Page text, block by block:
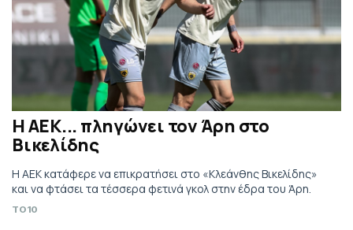
Η ΑΕΚ... πληγώνει τον Άρη στο
Βικελίδης
Η ΑΕΚ κατάφερε να επικρατήσει στο «Κλεάνθης Βικελίδης»
και να φτάσει τα τέσσερα φετινά γκολ στην έδρα του Άρη.
TO10